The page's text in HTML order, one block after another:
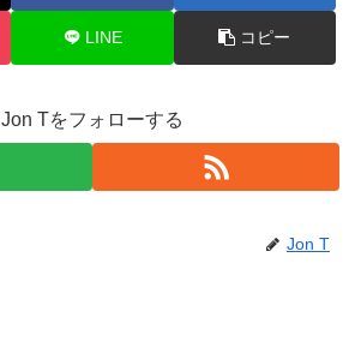
LINE コピー
Jon Tをフォローする
Jon T